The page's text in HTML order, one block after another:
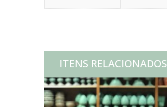
ITENS RELACIONADOS